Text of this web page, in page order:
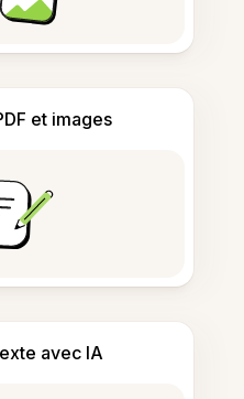
et images
avec IA